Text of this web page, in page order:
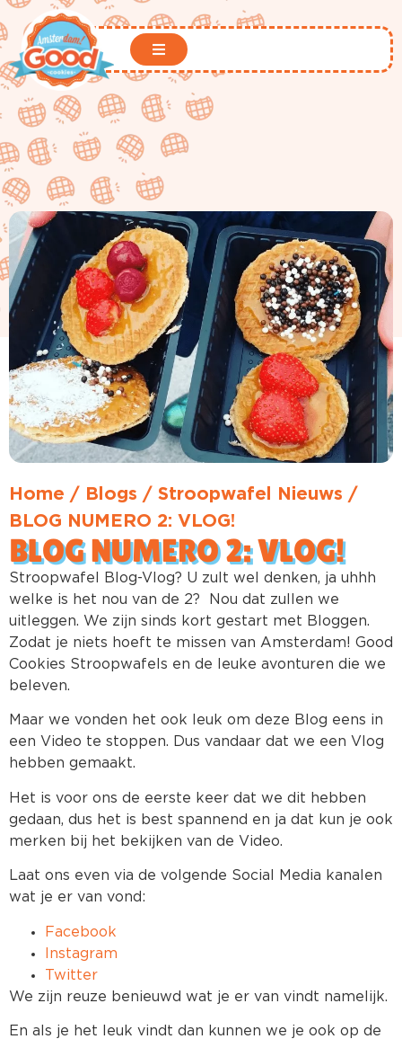
Home / Blogs / Stroopwafel Nieuws /
BLOG NUMERO 2: VLOG!
BLOG NUMERO 2: VLOG!
Stroopwafel Blog-Vlog? U zult wel denken, ja uhhh
welke is het nou van de 2? Nou dat zullen we
uitleggen. We zijn sinds kort gestart met Bloggen.
Zodat je niets hoeft te missen van Amsterdam! Good
Cookies Stroopwafels en de leuke avonturen die we
beleven.
Maar we vonden het ook leuk om deze Blog eens in
een Video te stoppen. Dus vandaar dat we een Vlog
hebben gemaakt.
Het is voor ons de eerste keer dat we dit hebben
gedaan, dus het is best spannend en ja dat kun je ook
merken bij het bekijken van de Video.
Laat ons even via de volgende Social Media kanalen
wat je er van vond:
Facebook
Instagram
Twitter
We zijn reuze benieuwd wat je er van vindt namelijk.
En als je het leuk vindt dan kunnen we je ook op de